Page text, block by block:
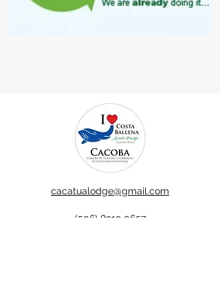
cacatualodge@gmail.com
(506) 8919 0657